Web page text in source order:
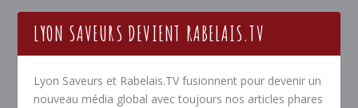
LYON SAVEURS DEVIENT RABELAIS.TV
Lyon Saveurs et Rabelais.TV fusionnent pour devenir un
nouveau média global avec toujours nos articles phares